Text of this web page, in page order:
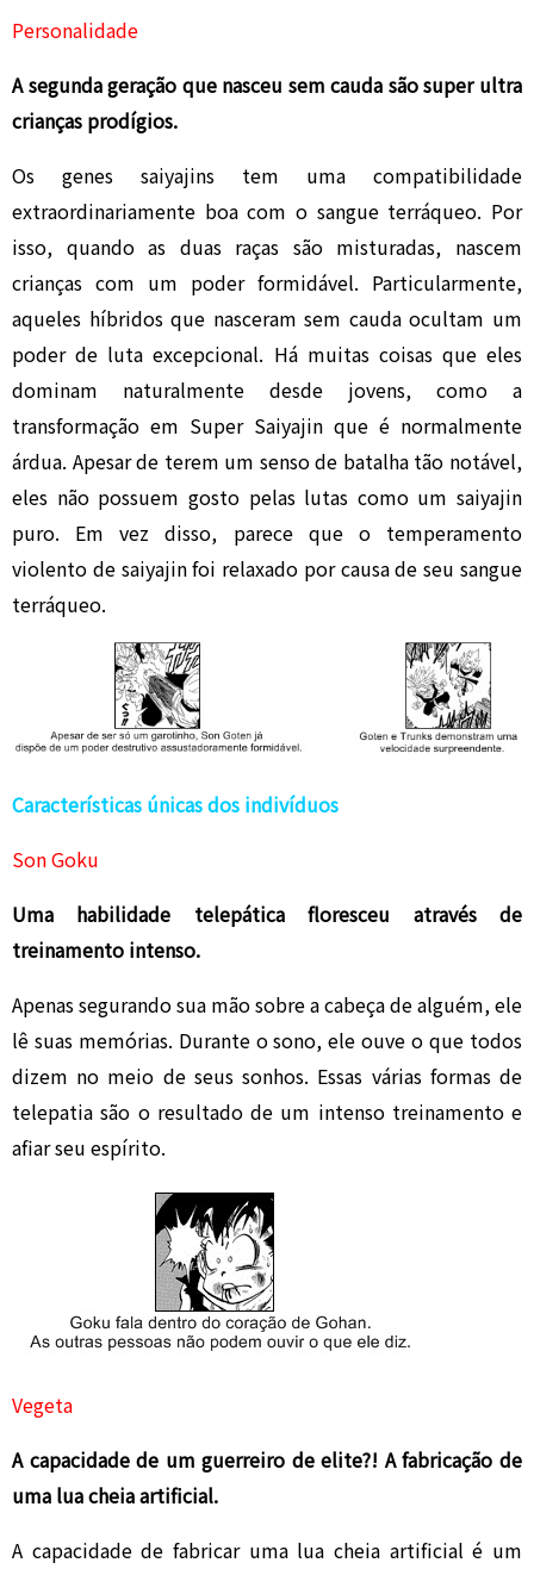
Personalidade
A segunda geração que nasceu sem cauda são super ultra
crianças prodígios.
Os genes saiyajins tem uma compatibilidade
extraordinariamente boa com o sangue terráqueo. Por
isso, quando as duas raças são misturadas, nascem
crianças com um poder formidável. Particularmente,
aqueles híbridos que nasceram sem cauda ocultam um
poder de luta excepcional. Há muitas coisas que eles
dominam naturalmente desde jovens, como a
transformação em Super Saiyajin que é normalmente
árdua. Apesar de terem um senso de batalha tão notável,
eles não possuem gosto pelas lutas como um saiyajin
puro. Em vez disso, parece que o temperamento
violento de saiyajin foi relaxado por causa de seu sangue
terráqueo.
Características únicas dos indivíduos
Son Goku
Uma habilidade telepática floresceu através de
treinamento intenso.
Apenas segurando sua mão sobre a cabeça de alguém, ele
lê suas memórias. Durante o sono, ele ouve o que todos
dizem no meio de seus sonhos. Essas várias formas de
telepatia são o resultado de um intenso treinamento e
afiar seu espírito.
Vegeta
A capacidade de um guerreiro de elite?! A fabricação de
uma lua cheia artificial.
A capacidade de fabricar uma lua cheia artificial é um